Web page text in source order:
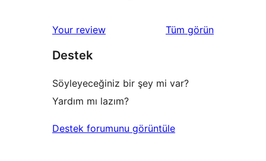
Your review Tüm değerlendirmeleri
görün
Destek
Söyleyeceğiniz bir şey mi var?
Yardım mı lazım?
Destek forumunu görüntüle